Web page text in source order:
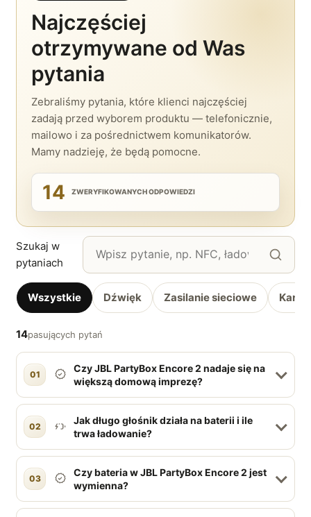
Najczęściej
otrzymywane od Was
pytania
Zebraliśmy pytania, które klienci najczęściej
zadają przed wyborem produktu — telefonicznie,
mailowo i za pośrednictwem komunikatorów.
Mamy nadzieję, że będą pomocne.
14 ZWERYFIKOWANYCH ODPOWIEDZI
Szukaj w
pytaniach
Wszystkie Dźwięk Zasilanie sieciowe
14pasujących pytań
01
Czy JBL PartyBox Encore 2 nadaje się na
większą domową imprezę?
02
Jak długo głośnik działa na baterii i ile
trwa ładowanie?
03
Czy bateria w JBL PartyBox Encore 2 jest
wymienna?